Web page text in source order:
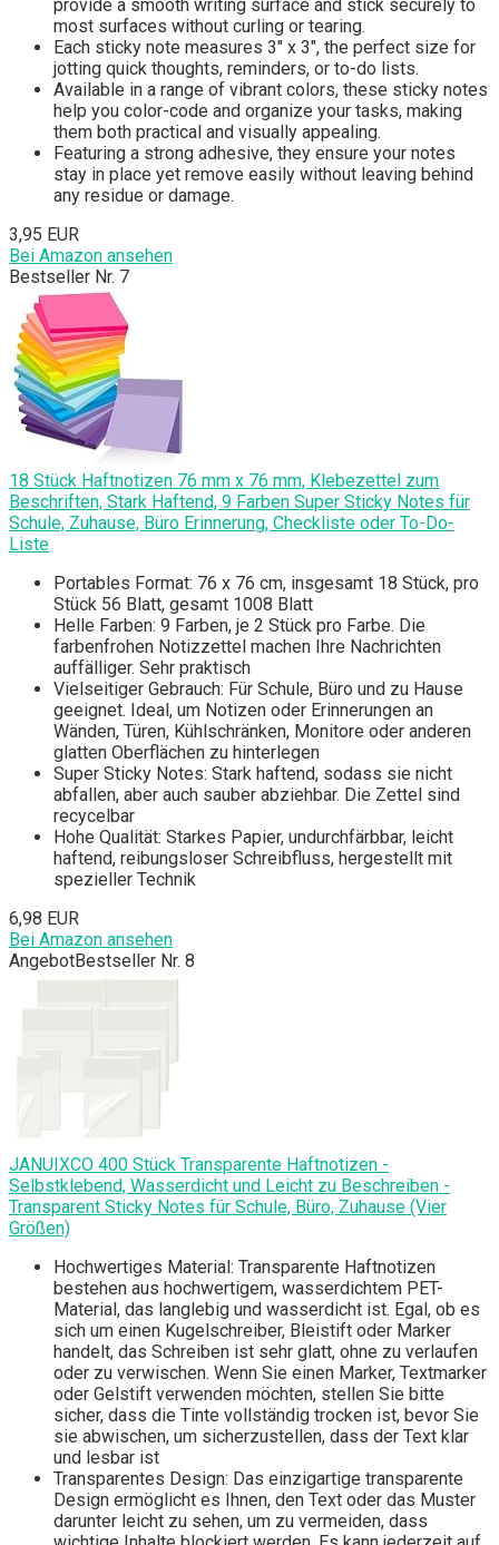
provide a smooth writing surface and stick securely to
most surfaces without curling or tearing.
Each sticky note measures 3" x 3", the perfect size for
jotting quick thoughts, reminders, or to-do lists.
Available in a range of vibrant colors, these sticky notes
help you color-code and organize your tasks, making
them both practical and visually appealing.
Featuring a strong adhesive, they ensure your notes
stay in place yet remove easily without leaving behind
any residue or damage.
3,95 EUR
Bei Amazon ansehen
Bestseller Nr. 7
18 Stück Haftnotizen 76 mm x 76 mm, Klebezettel zum
Beschriften, Stark Haftend, 9 Farben Super Sticky Notes für
Schule, Zuhause, Büro Erinnerung, Checkliste oder To-Do-
Liste
Portables Format: 76 x 76 cm, insgesamt 18 Stück, pro
Stück 56 Blatt, gesamt 1008 Blatt
Helle Farben: 9 Farben, je 2 Stück pro Farbe. Die
farbenfrohen Notizzettel machen Ihre Nachrichten
auffälliger. Sehr praktisch
Vielseitiger Gebrauch: Für Schule, Büro und zu Hause
geeignet. Ideal, um Notizen oder Erinnerungen an
Wänden, Türen, Kühlschränken, Monitore oder anderen
glatten Oberflächen zu hinterlegen
Super Sticky Notes: Stark haftend, sodass sie nicht
abfallen, aber auch sauber abziehbar. Die Zettel sind
recycelbar
Hohe Qualität: Starkes Papier, undurchfärbbar, leicht
haftend, reibungsloser Schreibfluss, hergestellt mit
spezieller Technik
6,98 EUR
Bei Amazon ansehen
AngebotBestseller Nr. 8
JANUIXCO 400 Stück Transparente Haftnotizen -
Selbstklebend, Wasserdicht und Leicht zu Beschreiben -
Transparent Sticky Notes für Schule, Büro, Zuhause (Vier
Größen)
Hochwertiges Material: Transparente Haftnotizen
bestehen aus hochwertigem, wasserdichtem PET-
Material, das langlebig und wasserdicht ist. Egal, ob es
sich um einen Kugelschreiber, Bleistift oder Marker
handelt, das Schreiben ist sehr glatt, ohne zu verlaufen
oder zu verwischen. Wenn Sie einen Marker, Textmarker
oder Gelstift verwenden möchten, stellen Sie bitte
sicher, dass die Tinte vollständig trocken ist, bevor Sie
sie abwischen, um sicherzustellen, dass der Text klar
und lesbar ist
Transparentes Design: Das einzigartige transparente
Design ermöglicht es Ihnen, den Text oder das Muster
darunter leicht zu sehen, um zu vermeiden, dass